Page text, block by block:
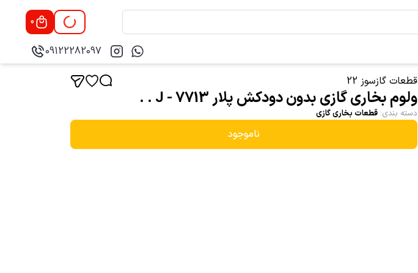
0
09122282097
قطعات گازسوز 22
ولوم بخاری گازی بدون دودکش پلار 7713 - J . .
دسته بندی: قطعات بخاری گازی
ناموجود